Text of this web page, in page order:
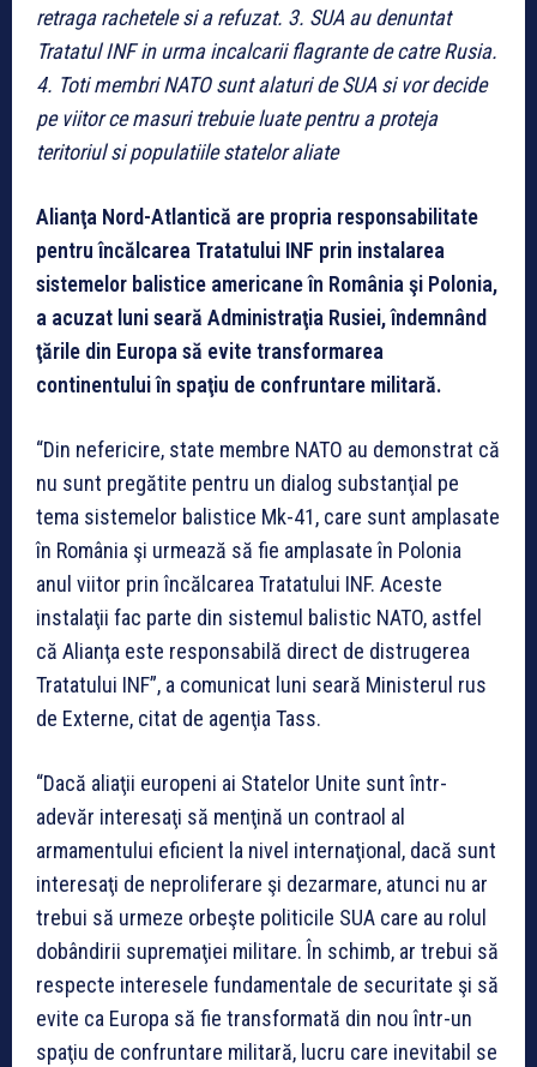
retraga rachetele si a refuzat. 3. SUA au denuntat
Tratatul INF in urma incalcarii flagrante de catre Rusia.
4. Toti membri NATO sunt alaturi de SUA si vor decide
pe viitor ce masuri trebuie luate pentru a proteja
teritoriul si populatiile statelor aliate
Alianţa Nord-Atlantică are propria responsabilitate
pentru încălcarea Tratatului INF prin instalarea
sistemelor balistice americane în România şi Polonia,
a acuzat luni seară Administraţia Rusiei, îndemnând
ţările din Europa să evite transformarea
continentului în spaţiu de confruntare militară.
“Din nefericire, state membre NATO au demonstrat că
nu sunt pregătite pentru un dialog substanţial pe
tema sistemelor balistice Mk-41, care sunt amplasate
în România şi urmează să fie amplasate în Polonia
anul viitor prin încălcarea Tratatului INF. Aceste
instalaţii fac parte din sistemul balistic NATO, astfel
că Alianţa este responsabilă direct de distrugerea
Tratatului INF”, a comunicat luni seară Ministerul rus
de Externe, citat de agenţia Tass.
“Dacă aliaţii europeni ai Statelor Unite sunt într-
adevăr interesaţi să menţină un contraol al
armamentului eficient la nivel internaţional, dacă sunt
interesaţi de neproliferare şi dezarmare, atunci nu ar
trebui să urmeze orbeşte politicile SUA care au rolul
dobândirii supremaţiei militare. În schimb, ar trebui să
respecte interesele fundamentale de securitate şi să
evite ca Europa să fie transformată din nou într-un
spaţiu de confruntare militară, lucru care inevitabil se